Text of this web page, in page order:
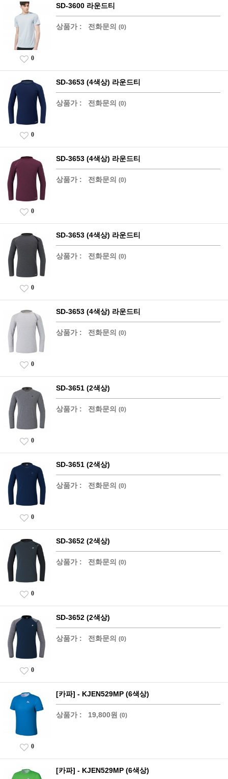
SD-3600 라운드티
상품가 : 전화문의 (0)
0
SD-3653 (4색상) 라운드티
상품가 : 전화문의 (0)
0
SD-3653 (4색상) 라운드티
상품가 : 전화문의 (0)
0
SD-3653 (4색상) 라운드티
상품가 : 전화문의 (0)
0
SD-3653 (4색상) 라운드티
상품가 : 전화문의 (0)
0
SD-3651 (2색상)
상품가 : 전화문의 (0)
0
SD-3651 (2색상)
상품가 : 전화문의 (0)
0
SD-3652 (2색상)
상품가 : 전화문의 (0)
0
SD-3652 (2색상)
상품가 : 전화문의 (0)
0
[카파] - KJEN529MP (6색상)
상품가 : 19,800원 (0)
0
[카파] - KJEN529MP (6색상)